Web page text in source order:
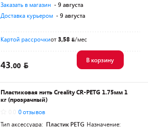
Заказать в магазин - 9 августа
Доставка курьером - 9 августа
Картой рассрочкиот3,58 /мес
43.00
В корзину
Пластиковая нить Creality CR-PETG 1.75мм 1
кг (прозрачный)
0 отзывов
Тип аксессуара: Пластик PETG Назначение: